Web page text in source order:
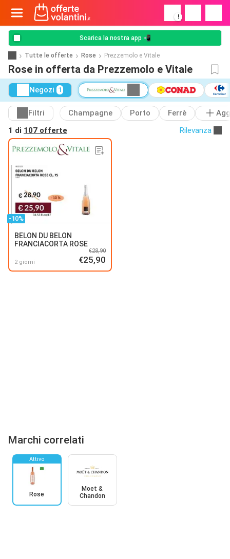
!
Scarica la nostra app 📲
Tutte le offerte Rose Prezzemolo e Vitale
Rose in offerta da Prezzemolo e Vitale
Negozi 1
Filtri Champagne Porto Ferrè
1 di 107 offerte Rilevanza
-10%
BELON DU BELON
FRANCIACORTA ROSE
2 giorni
€28,90
€25,90
Marchi correlati
Attivo
Rose
Moet &
Chandon